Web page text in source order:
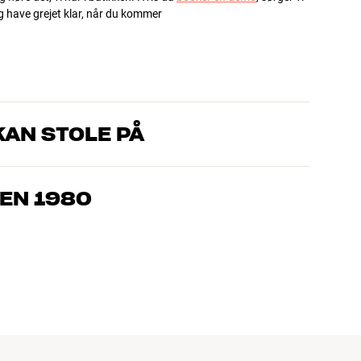
grejet klar, når du kommer
STOLE PÅ
kender produkterne og brænder for den gode lyd til både
1980